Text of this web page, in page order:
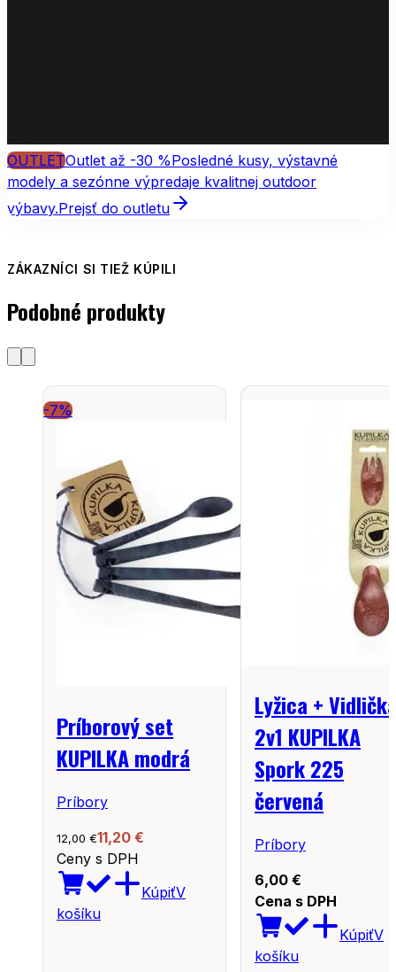
OUTLETOutlet až -30 %Posledné kusy, výstavné
modely a sezónne výpredaje kvalitnej outdoor
výbavy.Prejsť do outletu
ZÁKAZNÍCI SI TIEŽ KÚPILI
Podobné produkty
-7%
Príborový set
KUPILKA modrá
Príbory
12,00 €11,20 €
Ceny s DPH
KúpiťV
košíku
Lyžica +
2v1 KUPILKA
Spork 225
červená
Príbory
6,00 €
Cena s DPH
KúpiťV
košíku